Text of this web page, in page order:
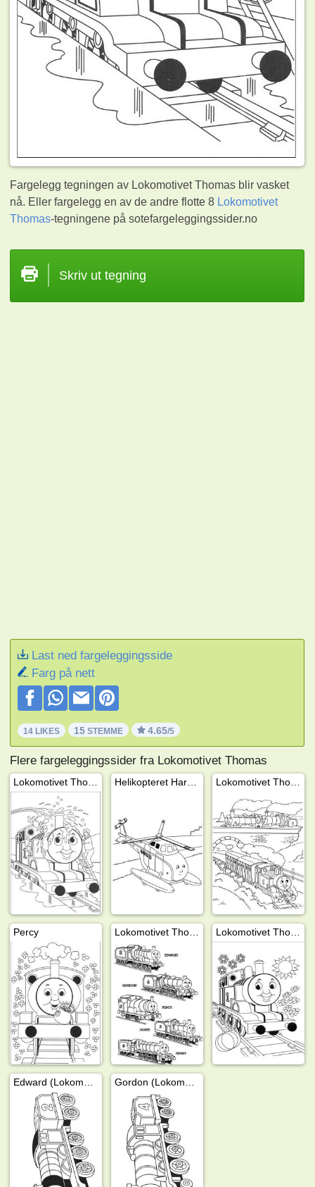
Fargelegg tegningen av Lokomotivet Thomas blir vasket
nå. Eller fargelegg en av de andre flotte 8 Lokomotivet
Thomas-tegningene på sotefargeleggingssider.no
Skriv ut tegning
Last ned fargeleggingsside
Farg på nett
14 LIKES 15 STEMME 4.65/5
Flere fargeleggingssider fra Lokomotivet Thomas
Percy